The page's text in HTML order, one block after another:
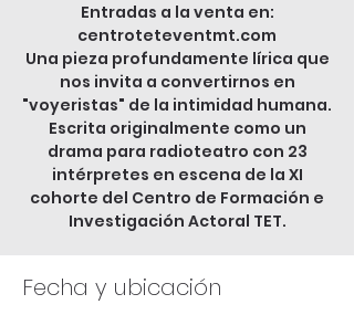
Entradas a la venta en:
centroteteventmt.com
Una pieza profundamente lírica que
nos invita a convertirnos en
"voyeristas" de la intimidad humana.
Escrita originalmente como un
drama para radioteatro con 23
intérpretes en escena de la XI
cohorte del Centro de Formación e
Investigación Actoral TET.
Fecha y ubicación